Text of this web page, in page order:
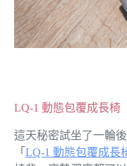
LQ-1 動態包覆成長椅
這天秘密試坐了一輪
「 LQ-1 動態包覆成長